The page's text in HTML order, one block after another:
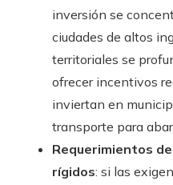
inversión se
ciudades de altos
territoriales se
ofrecer incentivos
inviertan en
transporte para
Requerimientos
rígidos: si las